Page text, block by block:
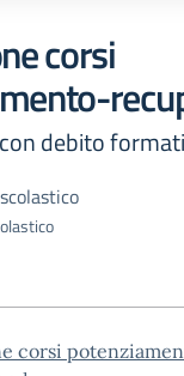
corsi
debito
corsi